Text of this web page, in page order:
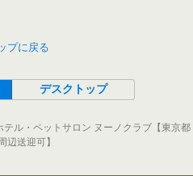
プに戻る
デスクトップ
ル・ペットサロン ヌーノクラブ【東京都
辺送迎可】